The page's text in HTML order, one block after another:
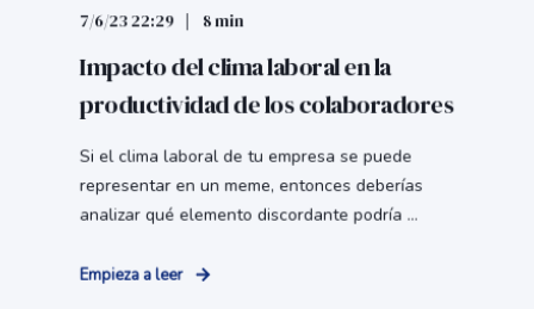
7/6/23 22:29 8 min
Impacto del clima laboral en la
productividad de los colaboradores
Si el clima laboral de tu empresa se puede
representar en un meme, entonces deberías
analizar qué elemento discordante podría ...
Empieza a leer